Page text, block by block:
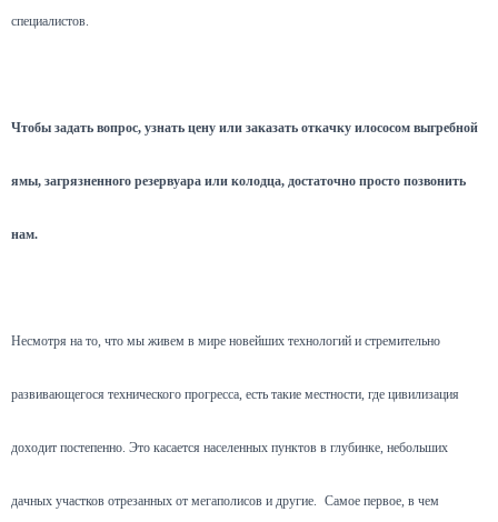
специалистов.
Чтобы задать вопрос, узнать цену или заказать откачку илососом выгребной
ямы, загрязненного резервуара или колодца, достаточно просто позвонить
нам.
Несмотря на то, что мы живем в мире новейших технологий и стремительно
развивающегося технического прогресса, есть такие местности, где цивилизация
доходит постепенно. Это касается населенных пунктов в глубинке, небольших
дачных участков отрезанных от мегаполисов и другие. Самое первое, в чем